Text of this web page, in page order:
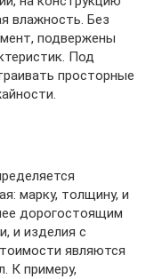
влажность. Без
подвержены
Под
просторные
марку, толщину, и
дорогостоящим
и изделия с
являются
К примеру,